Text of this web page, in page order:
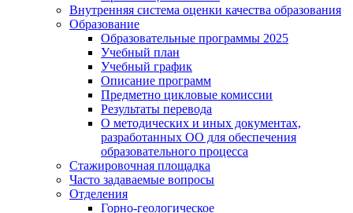
Внутренняя система оценки качества образования
Образование
Образовательные программы 2025
Учебный план
Учебный график
Описание программ
Предметно цикловые комиссии
Результаты перевода
О методических и иных документах,
разработанных ОО для обеспечения
образовательного процесса
Стажировочная площадка
Часто задаваемые вопросы
Отделения
Горно-геологическое